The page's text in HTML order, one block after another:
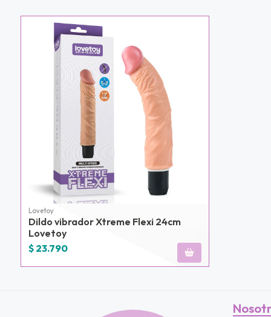
JUGAR
Lovetoy
Dildo vibrador Xtreme Flexi 24cm
Lovetoy
$ 23.790